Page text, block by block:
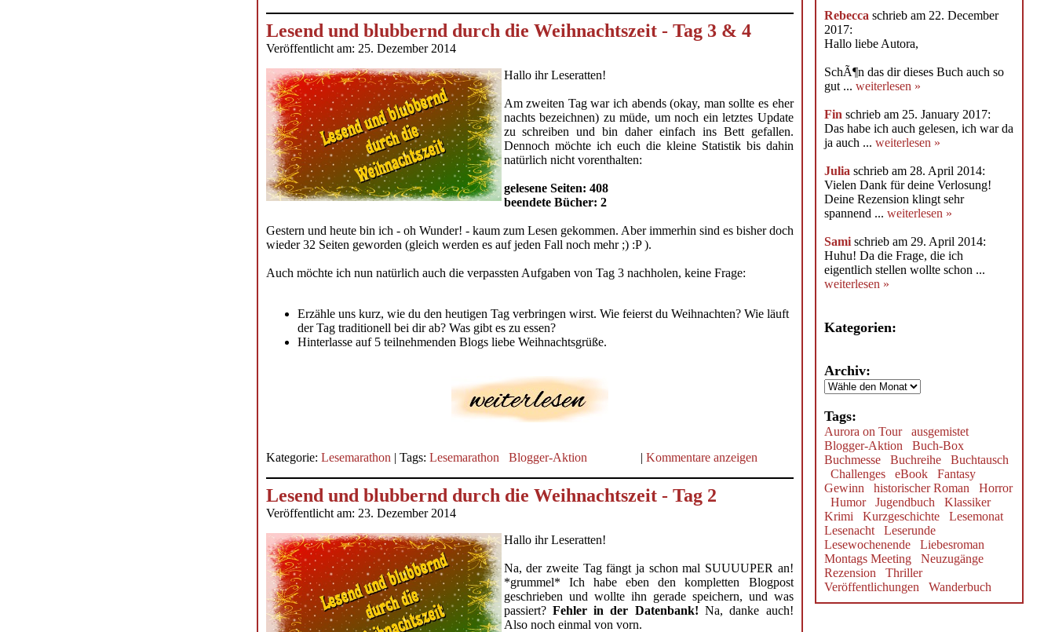
Lesend und blubbernd durch die Weihnachtszeit - Tag 3 & 4
Veröffentlicht am: 25. Dezember 2014
Hallo ihr Leseratten!
Am zweiten Tag war ich abends (okay, man sollte es eher
nachts bezeichnen) zu müde, um noch ein letztes Update
zu schreiben und bin daher einfach ins Bett gefallen.
Dennoch möchte ich euch die kleine Statistik bis dahin
natürlich nicht vorenthalten:
gelesene Seiten: 408
beendete Bücher: 2
Gestern und heute bin ich - oh Wunder! - kaum zum Lesen gekommen. Aber immerhin sind es bisher doch
wieder 32 Seiten geworden (gleich werden es auf jeden Fall noch mehr ;) :P ).
Auch möchte ich nun natürlich auch die verpassten Aufgaben von Tag 3 nachholen, keine Frage:
Erzähle uns kurz, wie du den heutigen Tag verbringen wirst. Wie feierst du Weihnachten? Wie läuft
der Tag traditionell bei dir ab? Was gibt es zu essen?
Hinterlasse auf 5 teilnehmenden Blogs liebe Weihnachtsgrüße.
Kategorie: Lesemarathon | Tags: Lesemarathon Blogger-Aktion | Kommentare anzeigen
Lesend und blubbernd durch die Weihnachtszeit - Tag 2
Veröffentlicht am: 23. Dezember 2014
Hallo ihr Leseratten!
Na, der zweite Tag fängt ja schon mal SUUUUPER an!
*grummel* Ich habe eben den kompletten Blogpost
geschrieben und wollte ihn gerade speichern, und was
passiert? Fehler in der Datenbank! Na, danke auch!
Also noch einmal von vorn.
Rebeccaschrieb am 22. December
2017:
Hallo liebe Autora,
SchÃ¶n das dir dieses Buch auch so
gut ...weiterlesen »
Finschrieb am 25. January 2017:
Das habe ich auch gelesen, ich war da
ja auch ...weiterlesen »
Julia schrieb am 28. April 2014:
Vielen Dank für deine Verlosung!
Deine Rezension klingt sehr
spannend ...weiterlesen »
Sami schrieb am 29. April 2014:
Huhu! Da die Frage, die ich
eigentlich stellen wollte schon ...
weiterlesen »
Kategorien:
Archiv:
Tags:
Aurora on Tour
ausgemistet
Blogger-Aktion
Buch-Box
Buchmesse
Buchreihe
Buchtausch
Challenges
eBook
Fantasy
Gewinn
historischer Roman
Horror
Humor
Jugendbuch
Klassiker
Krimi
Kurzgeschichte
Lesemonat
Lesenacht
Leserunde
Lesewochenende
Liebesroman
Montags Meeting
Neuzugänge
Rezension
Thriller
Veröffentlichungen
Wanderbuch